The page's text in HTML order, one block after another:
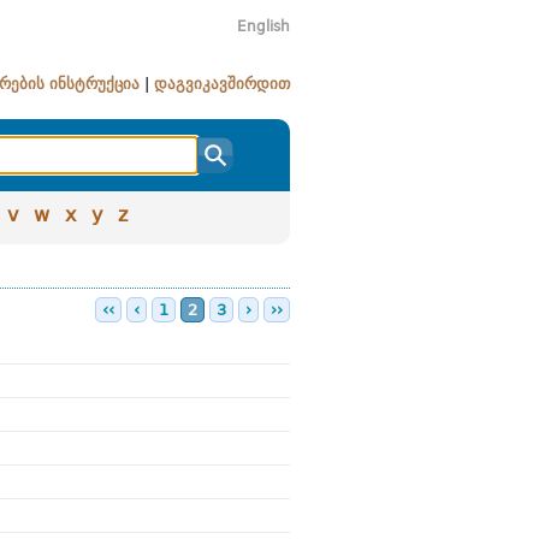
English
ინსტრუქცია დაგვიკავშირდით
v w x y z
‹‹ ‹ 1 2 3 › ››